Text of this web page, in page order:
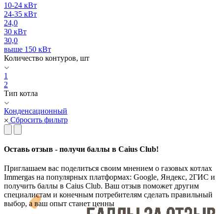
10-24 кВт
24-35 кВт
24,0
30 кВт
30,0
выше 150 кВт
Количество контуров, шт
1
2
Тип котла
Конденсационный
Сбросить фильтр
Оставь отзыв - получи баллы в Caius Club!
Приглашаем вас поделиться своим мнением о газовых котлах
Immergas на популярных платформах: Google, Яндекс, 2ГИС и
получить баллы в Caius Club. Ваш отзыв поможет другим
специалистам и конечным потребителям сделать правильный
выбор, а ваш опыт станет ценны